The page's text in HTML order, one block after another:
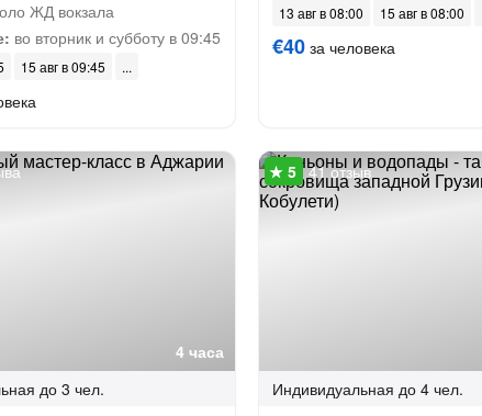
ЖД вокзала
во вторник и субботу в 09:45
15 авг в 09:45
13 авг в 08:00 15 авг в 08:00
€40за человека
4 часа
до 3 чел.
41 отзыв
Индивидуальная до 4 чел.